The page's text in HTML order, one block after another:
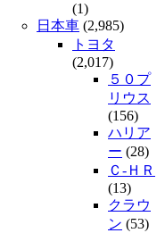
(1)
日本車 (2,985)
トヨタ
(2,017)
５０プ
リウス
(156)
ハリア
ー (28)
Ｃ-ＨＲ
(13)
クラウ
ン (53)